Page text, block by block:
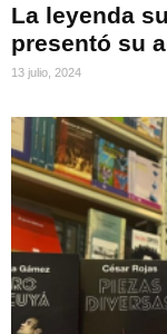
La leyenda
presentó su
13 julio, 2024